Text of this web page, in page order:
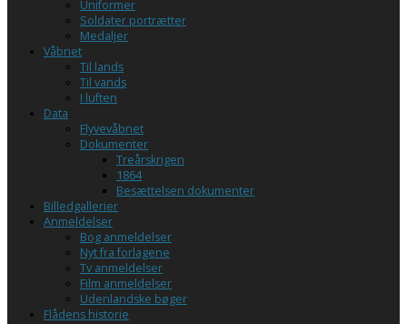
Uniformer
Soldater portrætter
Medaljer
Våbnet
Til lands
Til vands
I luften
Data
Flyvevåbnet
Dokumenter
Treårskrigen
1864
Besættelsen dokumenter
Billedgallerier
Anmeldelser
Bog anmeldelser
Nyt fra forlagene
Tv anmeldelser
Film anmeldelser
Udenlandske bøger
Flådens historie